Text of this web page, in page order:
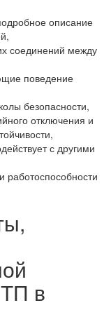
описание
соединений между
поведение
безопасности,
отключения и
с другими
работоспособности
в